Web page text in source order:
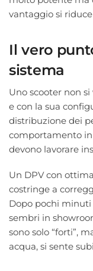
vantaggio si
Il vero
sistema
Uno scooter non
e con la sua
distribuzione dei
comportamento
devono lavorare
Un DPV con
costringe a
Dopo pochi
sembri in
sono solo “forti”,
acqua, si sente